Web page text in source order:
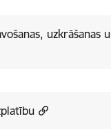
uzkrāšanas